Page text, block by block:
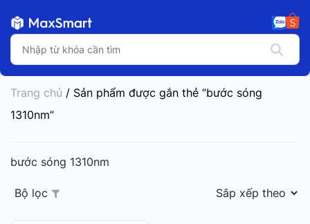
Trang chủ / Sản phẩm được gắn thẻ “bước sóng
1310nm”
bước sóng 1310nm
Bộ lọc